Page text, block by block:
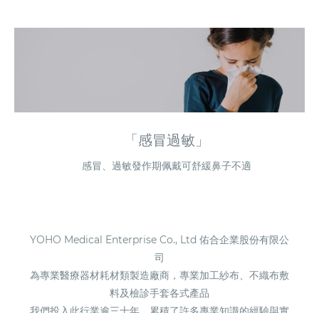
「感冒過敏」
感冒、過敏發作期佩戴可舒緩鼻子不適
YOHO Medical Enterprise Co., Ltd 佑合企業股份有限公
司
為專業醫療器材耗材類製造廠商，專業加工紗布、不織布敷
料及檢診手套各式產品